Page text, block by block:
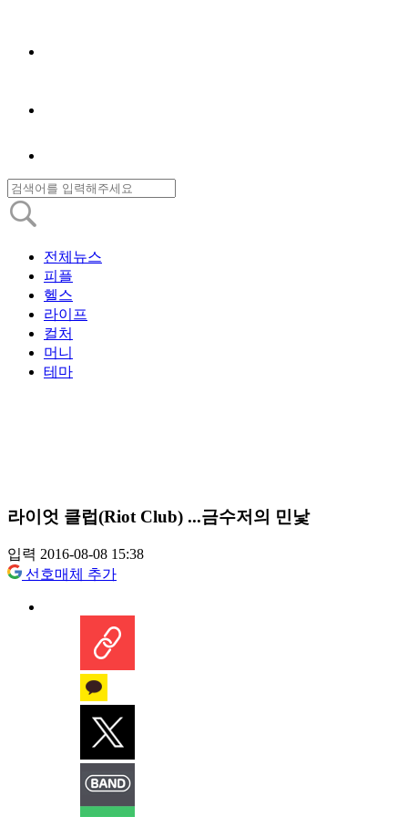
전체뉴스
피플
헬스
라이프
컬처
머니
테마
라이엇 클럽(Riot Club) ...금수저의 민낯
입력 2016-08-08 15:38
선호매체 추가